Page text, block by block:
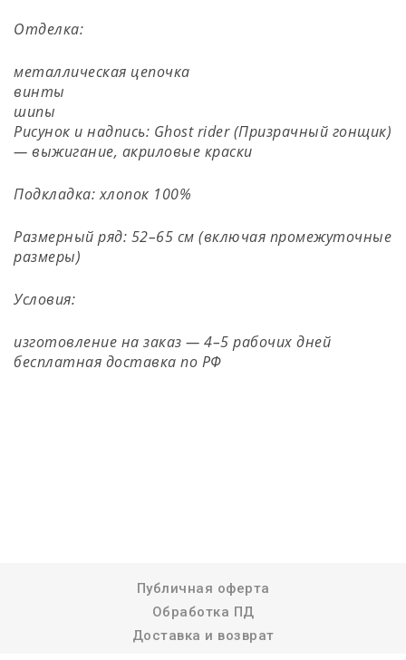
Отделка:
металлическая цепочка
винты
шипы
Рисунок и надпись: Ghost rider (Призрачный гонщик)
— выжигание, акриловые краски
Подкладка: хлопок 100%
Размерный ряд: 52–65 см (включая промежуточные
размеры)
Условия:
изготовление на заказ — 4–5 рабочих дней
бесплатная доставка по РФ
Публичная оферта
Обработка ПД
Доставка и возврат